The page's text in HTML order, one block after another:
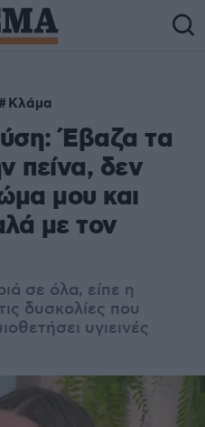
Κλάμα
Έβαζα τα
πείνα, δεν
μου και
με τον
σε όλα, είπε η
δυσκολίες που
υγιεινές